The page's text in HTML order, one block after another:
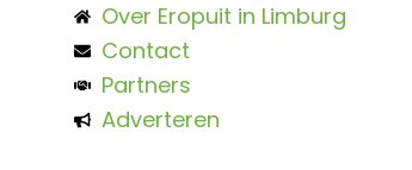
Over Eropuit in Limburg
Contact
Partners
Adverteren